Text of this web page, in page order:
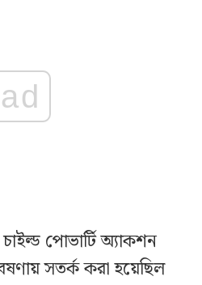
ad
পোভার্টি অ্যাকশন
সতর্ক করা হয়েছিল